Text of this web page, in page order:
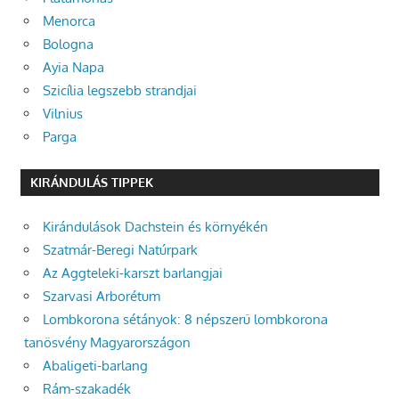
Menorca
Bologna
Ayia Napa
Szicília legszebb strandjai
Vilnius
Parga
KIRÁNDULÁS TIPPEK
Kirándulások Dachstein és környékén
Szatmár-Beregi Natúrpark
Az Aggteleki-karszt barlangjai
Szarvasi Arborétum
Lombkorona sétányok: 8 népszerű lombkorona
tanösvény Magyarországon
Abaligeti-barlang
Rám-szakadék